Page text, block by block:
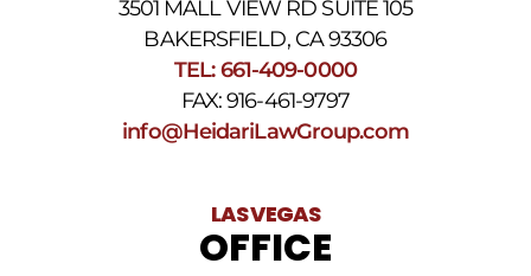
3501 MALL VIEW RD SUITE 105
BAKERSFIELD, CA 93306
TEL: 661-409-0000
FAX: 916-461-9797
info@HeidariLawGroup.com
LAS VEGAS
OFFICE